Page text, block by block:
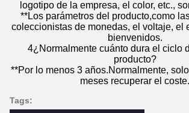
logotipo de la empresa, el color, etc.,
**Los parámetros del producto,como
coleccionistas de monedas, el voltaje, el
bienvenidos.
4¿Normalmente cuánto dura el ciclo
producto?
**Por lo menos 3 años.Normalmente,
meses recuperar el coste.
Tags: